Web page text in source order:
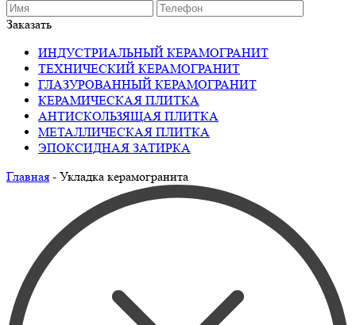
Заказать
ИНДУСТРИАЛЬНЫЙ КЕРАМОГРАНИТ
ТЕХНИЧЕСКИЙ КЕРАМОГРАНИТ
ГЛАЗУРОВАННЫЙ КЕРАМОГРАНИТ
КЕРАМИЧЕСКАЯ ПЛИТКА
АНТИСКОЛЬЗЯЩАЯ ПЛИТКА
МЕТАЛЛИЧЕСКАЯ ПЛИТКА
ЭПОКСИДНАЯ ЗАТИРКА
Главная - Укладка керамогранита